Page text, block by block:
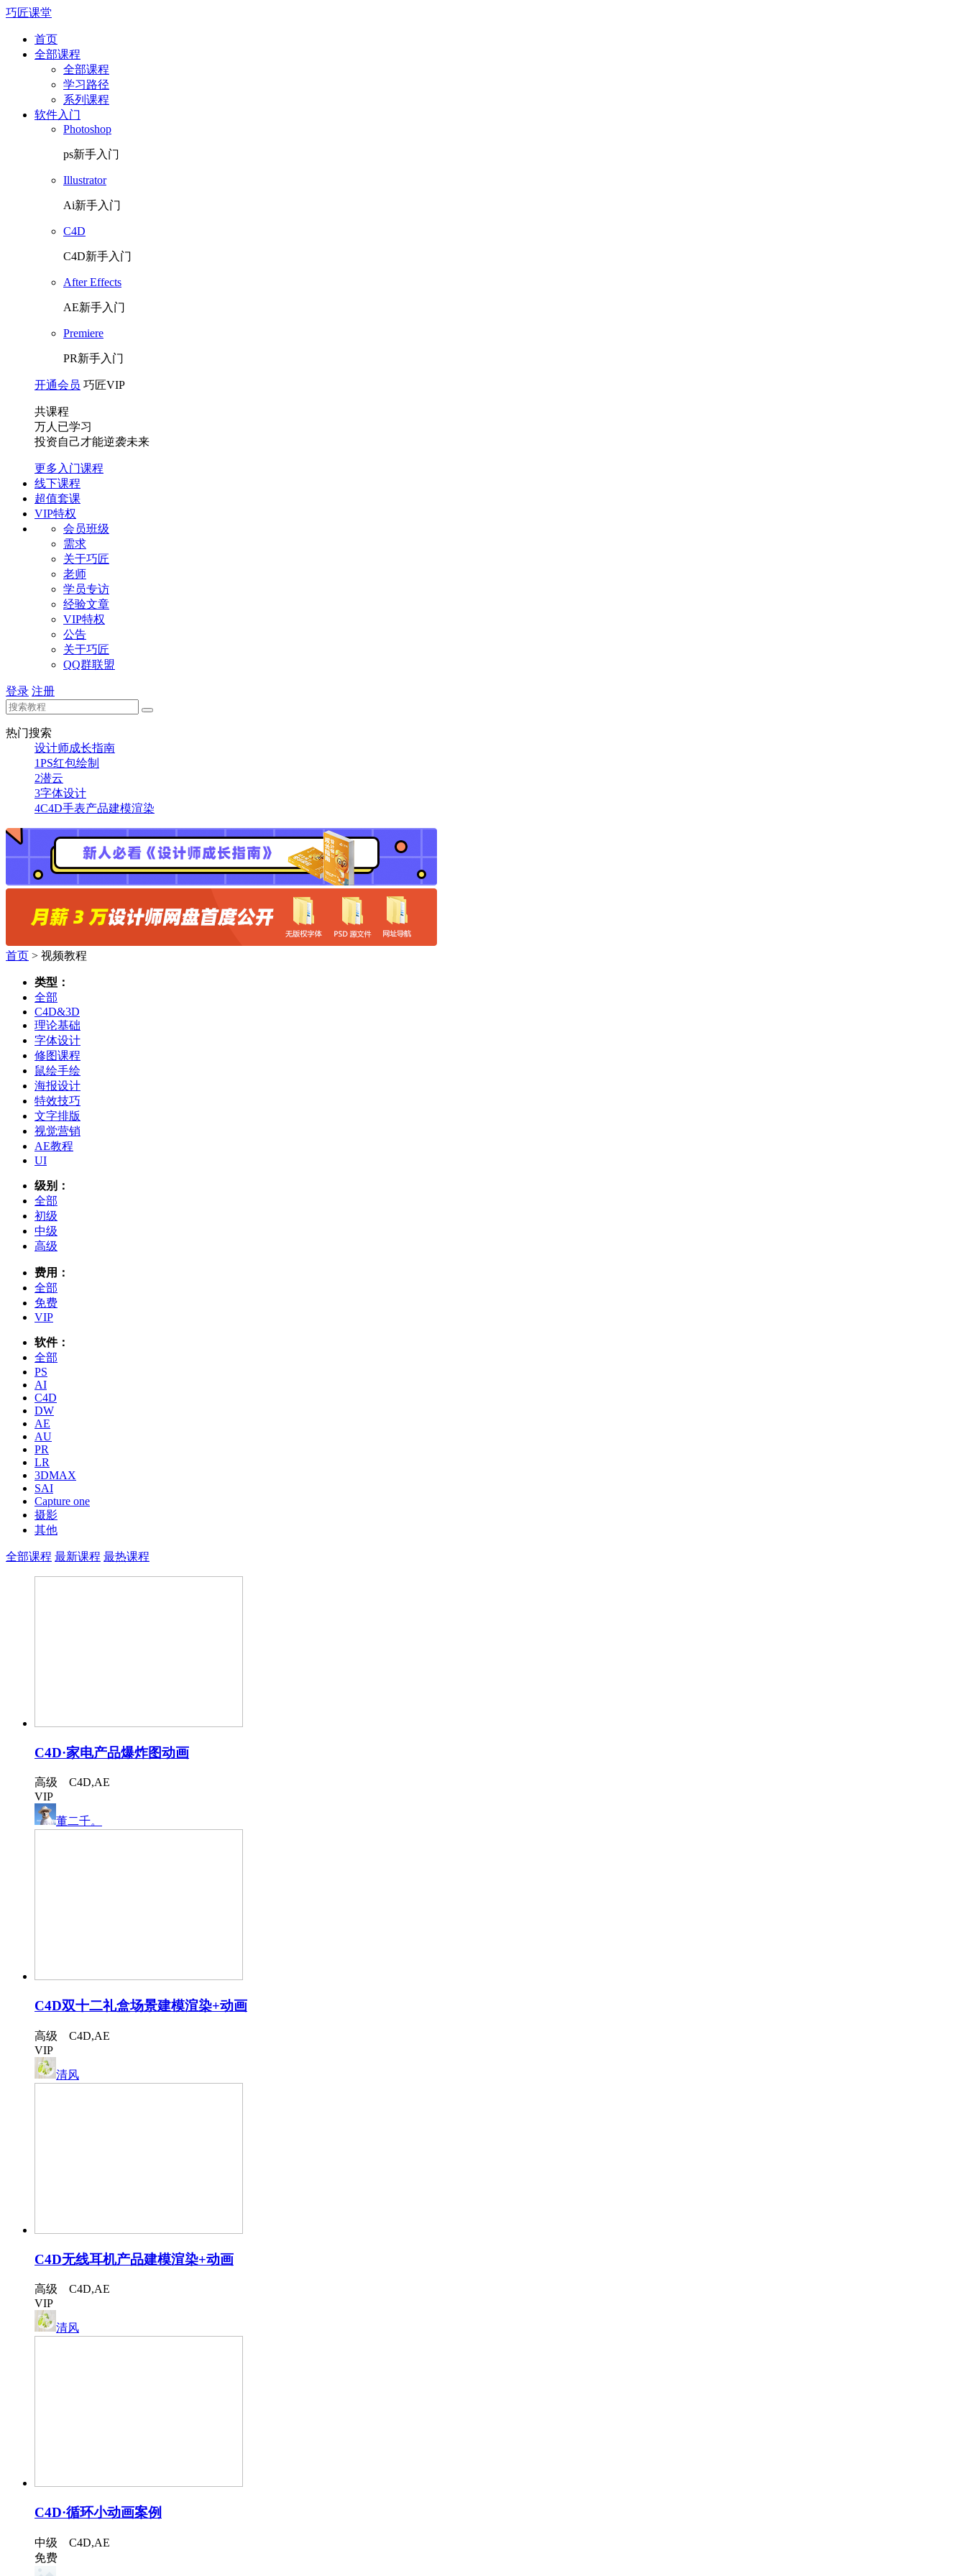
巧匠课堂
首页
全部课程
全部课程
学习路径
系列课程
软件入门
Photoshop
ps新手入门
Illustrator
Ai新手入门
C4D
C4D新手入门
After Effects
AE新手入门
Premiere
PR新手入门
开通会员 巧匠VIP
共课程
万人已学习
投资自己才能逆袭未来
更多入门课程
线下课程
超值套课
VIP特权
会员班级
需求
关于巧匠
老师
学员专访
经验文章
VIP特权
公告
关于巧匠
QQ群联盟
登录 注册
热门搜索
设计师成长指南
1PS红包绘制
2潜云
3字体设计
4C4D手表产品建模渲染
首页 > 视频教程
类型：
全部
C4D&3D
理论基础
字体设计
修图课程
鼠绘手绘
海报设计
特效技巧
文字排版
视觉营销
AE教程
UI
级别：
全部
初级
中级
高级
费用：
全部
免费
VIP
软件：
全部
PS
AI
C4D
DW
AE
AU
PR
LR
3DMAX
SAI
Capture one
摄影
其他
全部课程 最新课程 最热课程
C4D·家电产品爆炸图动画
高级 C4D,AE
VIP
董二千。
C4D双十二礼盒场景建模渲染+动画
高级 C4D,AE
VIP
清风
C4D无线耳机产品建模渲染+动画
高级 C4D,AE
VIP
清风
C4D·循环小动画案例
中级 C4D,AE
免费